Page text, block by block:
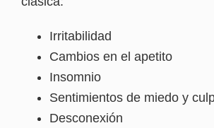
Irritabilidad
Cambios en el apetito
Insomnio
Sentimientos de miedo y
Desconexión